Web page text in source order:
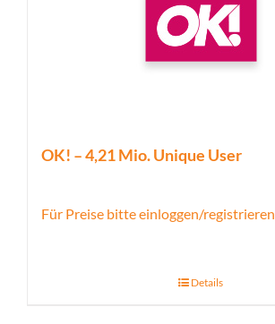
OK! – 4,21 Mio. Unique User
Für Preise bitte einloggen/registrieren
Details